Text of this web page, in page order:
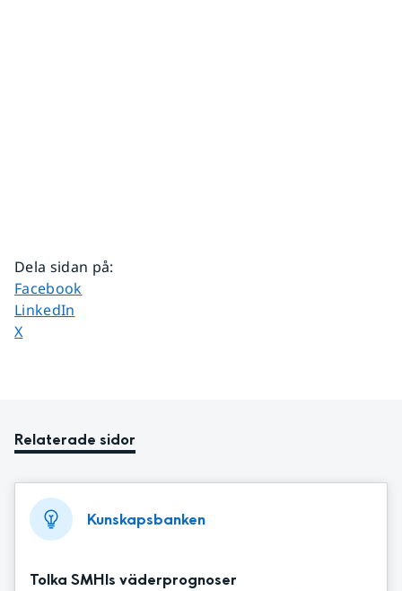
Dela sidan på:
Dela sidan på
Facebook
Dela sidan på
LinkedIn
Dela sidan på
X
Relaterade sidor
Kunskapsbanken
Tolka SMHIs väderprognoser